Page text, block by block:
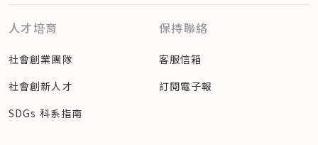
人才培育
社會創業團隊
社會創新人才
SDGs 科系指南
保持聯絡
客服信箱
訂閱電子報